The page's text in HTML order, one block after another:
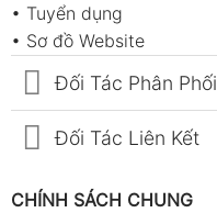
• Tuyển dụng
• Sơ đồ Website
Đối Tác Phân Phối
Đối Tác Liên Kết
CHÍNH SÁCH CHUNG